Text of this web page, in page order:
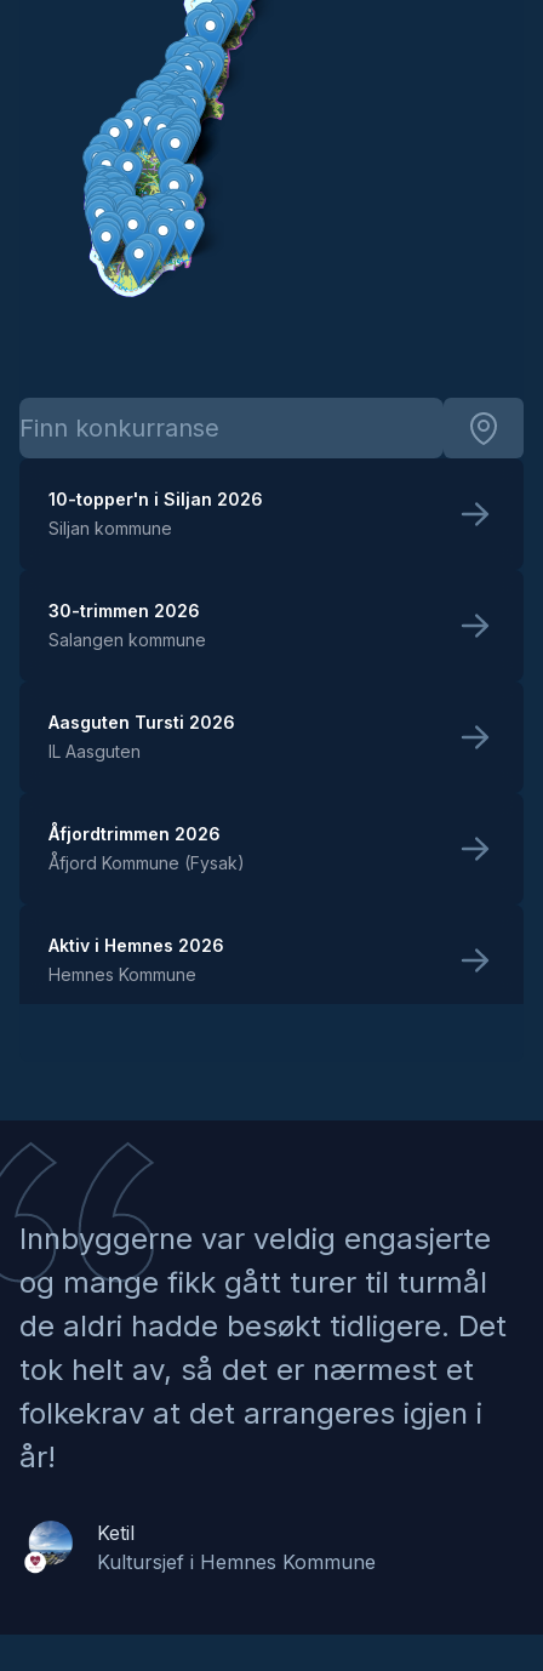
10-topper'n i Siljan 2026
Siljan kommune
30-trimmen 2026
Salangen kommune
Aasguten Tursti 2026
IL Aasguten
Åfjordtrimmen 2026
Åfjord Kommune (Fysak)
Aktiv i Hemnes 2026
Hemnes Kommune
AlLe på tur
Alstahaug kommune
Ålviktrimmen sommer 2026
Beiartrimmen 2026
Beiarn kommune
Bjørnafjordtrimmen (Fusa og Os)
Innbyggerne var veldig engasjerte
og mange fikk gått turer til turmål
de aldri hadde besøkt tidligere. Det
tok helt av, så det er nærmest et
folkekrav at det arrangeres igjen i
år!
Ketil
Kultursjef i Hemnes Kommune